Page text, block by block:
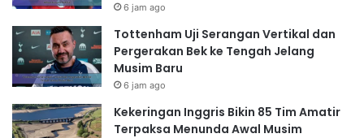
6 jam ago
Tottenham Uji Serangan Vertikal dan
Pergerakan Bek ke Tengah Jelang
Musim Baru
6 jam ago
Kekeringan Inggris Bikin 85 Tim Amatir
Terpaksa Menunda Awal Musim